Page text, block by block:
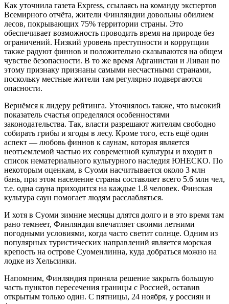
Как уточнила газета Express, ссылаясь на команду экспертов
Всемирного отчёта, жители Финляндии довольны обилием
лесов, покрывающих 75% территории страны. Это
обеспечивает возможность проводить время на природе без
ограничений. Низкий уровень преступности и коррупции
также радуют финнов и положительно сказываются на общем
чувстве безопасности. В то же время Афганистан и Ливан по
этому признаку признаны самыми несчастными странами,
поскольку местные жители там регулярно подвергаются
опасности.
Вернёмся к лидеру рейтинга. Уточнялось также, что высокий
показатель счастья определялся особенностями
законодательства. Так, власти разрешают жителям свободно
собирать грибы и ягоды в лесу. Кроме того, есть ещё один
аспект — любовь финнов к саунам, которая является
неотъемлемой частью их современной культуры и входит в
список нематериального культурного наследия ЮНЕСКО. По
некоторым оценкам, в Суоми насчитывается около 3 млн
бань, при этом население страны составляет всего 5.6 млн чел,
т.е. одна сауна приходится на каждые 1.8 человек. Финская
культура саун помогает людям расслабляться.
И хотя в Суоми зимние месяцы длятся долго и в это время там
рано темнеет, Финляндия впечатляет своими летними
погодными условиями, когда часто светит солнце. Одним из
популярных туристических направлений является морская
крепость на острове Суоменлинна, куда добраться можно на
лодке из Хельсинки.
Напомним, Финляндия приняла решение закрыть большую
часть пунктов пересечения границы с Россией, оставив
открытым только один. С пятницы, 24 ноября, у россиян и